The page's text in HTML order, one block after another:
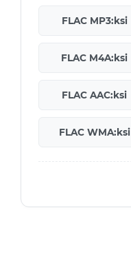
FLAC MP3:ksi
FLAC M4A:ksi
FLAC AAC:ksi
FLAC WMA:ksi